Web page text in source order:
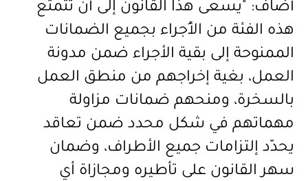
أضاف: "يسعى هذا القانون إلى أن تتمتع
هذه الفئة من الأُجراء بجميع الضمانات
الممنوحة إلى بقية الأجراء ضمن مدونة
العمل، بغية إخراجهم من منطق العمل
بالسخرة، ومنحهم ضمانات مزاولة
مهماتهم في شكل محدد ضمن تعاقد
يحدّد إلتزامات جميع الأطراف، وضمان
سهر القانون على تأطيره ومجازاة أي